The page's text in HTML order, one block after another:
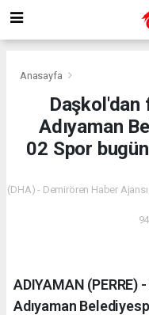
Anasayfa
Daşkol'dan
Adıyaman
02 Spor
(DHA) - Demirören Haber
ADIYAMAN (PERRE)
Adıyaman